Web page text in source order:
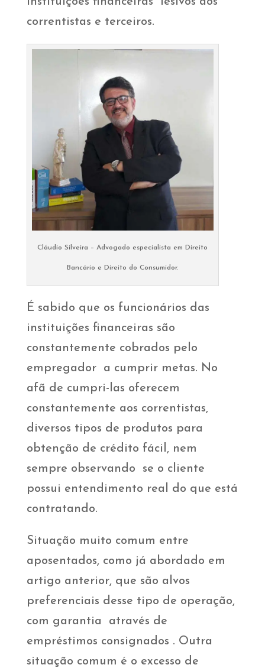
correntistas e terceiros.
Cláudio Silveira – Advogado especialista em Direito
Bancário e Direito do Consumidor.
É sabido que os funcionários das
instituições financeiras são
constantemente cobrados pelo
empregador a cumprir metas. No
afã de cumpri-las oferecem
constantemente aos correntistas,
diversos tipos de produtos para
obtenção de crédito fácil, nem
sempre observando se o cliente
possui entendimento real do que está
contratando.
Situação muito comum entre
aposentados, como já abordado em
artigo anterior, que são alvos
preferenciais desse tipo de operação,
com garantia através de
empréstimos consignados . Outra
situação comum é o excesso de